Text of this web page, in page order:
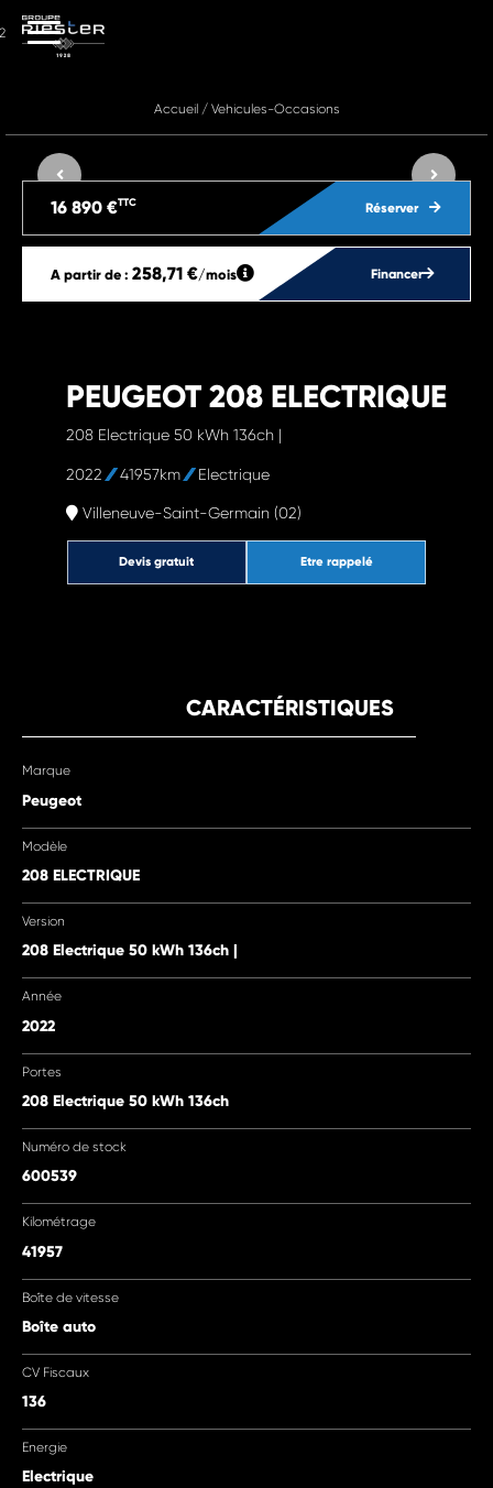
Accueil/ Vehicules-Occasions
Réserver
16 890 €TTC
Financer
A partir de : 258,71 €/mois
PEUGEOT 208 ELECTRIQUE
208 Electrique 50 kWh 136ch |
2022 41957km Electrique
Villeneuve-Saint-Germain (02)
Etre rappelé
Devis gratuit
CARACTÉRISTIQUES
Marque
Peugeot
Modèle
208 ELECTRIQUE
Version
208 Electrique 50 kWh 136ch |
Année
2022
Portes
208 Electrique 50 kWh 136ch
Numéro de stock
600539
Kilométrage
41957
Boîte de vitesse
Boîte auto
CV Fiscaux
136
Energie
Electrique